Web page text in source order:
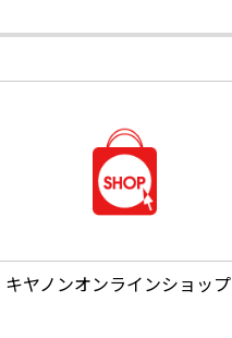
キヤノンオンラインショップ